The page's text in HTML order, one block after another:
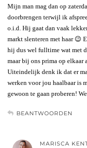
Mijn man mag dan op
doorbrengen terwijl ik
o.i.d. Hij gaat dan vaak
markt slenteren met haar 😉
hij dus wel fulltime wat met
maar bij ons prima op elkaar
Uiteindelijk denk ik dat er
werken voor jou haalbaar is
gewoon te gaan proberen!
BEANTWOORDEN
MARISCA